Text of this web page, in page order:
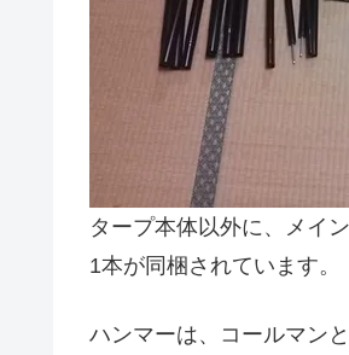
タープ本体以外に、メイ
1本が同梱されています。
ハンマーは、コールマン